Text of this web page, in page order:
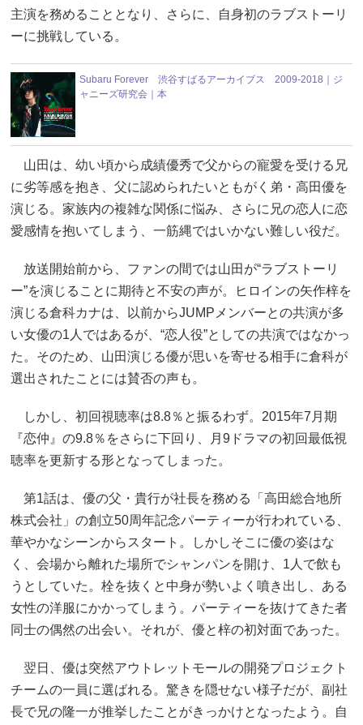
主演を務めることとなり、さらに、自身初のラブストーリ
ーに挑戦している。
Subaru Forever 渋谷すばるアーカイブス 2009-2018｜ジ
ャニーズ研究会｜本
山田は、幼い頃から成績優秀で父からの寵愛を受ける兄
に劣等感を抱き、父に認められたいともがく弟・高田優を
演じる。家族内の複雑な関係に悩み、さらに兄の恋人に恋
愛感情を抱いてしまう、一筋縄ではいかない難しい役だ。
放送開始前から、ファンの間では山田が“ラブストーリ
ー”を演じることに期待と不安の声が。ヒロインの矢作梓を
演じる倉科カナは、以前からJUMPメンバーとの共演が多
い女優の1人ではあるが、“恋人役”としての共演ではなかっ
た。そのため、山田演じる優が思いを寄せる相手に倉科が
選出されたことには賛否の声も。
しかし、初回視聴率は8.8％と振るわず。2015年7月期
『恋仲』の9.8％をさらに下回り、月9ドラマの初回最低視
聴率を更新する形となってしまった。
第1話は、優の父・貴行が社長を務める「高田総合地所
株式会社」の創立50周年記念パーティーが行われている、
華やかなシーンからスタート。しかしそこに優の姿はな
く、会場から離れた場所でシャンパンを開け、1人で飲も
うとしていた。栓を抜くと中身が勢いよく噴き出し、ある
女性の洋服にかかってしまう。パーティーを抜けてきた者
同士の偶然の出会い。それが、優と梓の初対面であった。
翌日、優は突然アウトレットモールの開発プロジェクト
チームの一員に選ばれる。驚きを隠せない様子だが、副社
長で兄の隆一が推挙したことがきっかけとなったよう。自